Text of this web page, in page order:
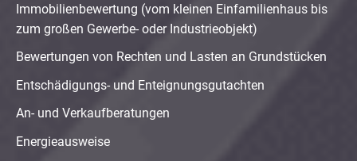
Immobilienbewertung (vom kleinen Einfamilienhaus bis
zum großen Gewerbe- oder Industrieobjekt)
Bewertungen von Rechten und Lasten an Grundstücken
Entschädigungs- und Enteignungsgutachten
An- und Verkaufberatungen
Energieausweise